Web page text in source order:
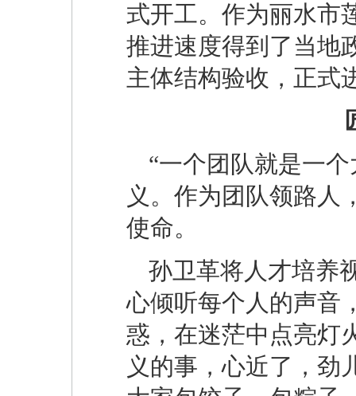
式开工。作为丽水市
推进速度得到了当地
主体结构验收，正式
“一个团队就是一
义。作为团队领路人
使命。
孙卫革将人才培养
心倾听每个人的声音
惑，在迷茫中点亮灯
义的事，心近了，劲